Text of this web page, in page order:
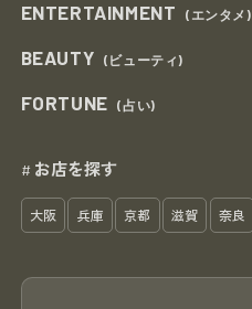
ENTERTAINMENT (エンタメ)
BEAUTY (ビューティ)
FORTUNE (占い)
# お店を探す
大阪 兵庫 京都 滋賀 奈良